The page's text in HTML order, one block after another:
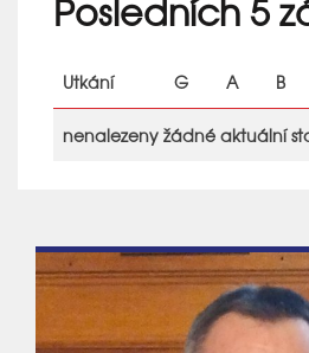
Utkání G A B
nenalezeny žádné aktuální